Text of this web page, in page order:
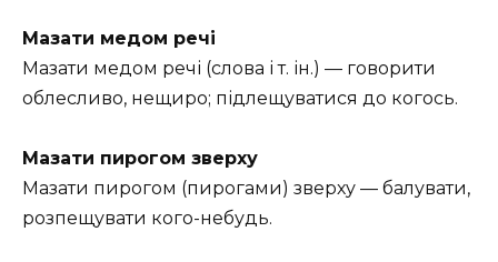
Мазати медом речі
Мазати медом речі (слова і т. ін.) — говорити
облесливо, нещиро; підлещуватися до когось.
Мазати пирогом зверху
Мазати пирогом (пирогами) зверху — балувати,
розпещувати кого-небудь.